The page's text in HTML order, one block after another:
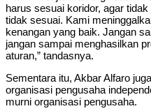
harus sesuai koridor, agar
tidak sesuai. Kami
kenangan yang baik. Jangan
jangan sampai menghasilkan
aturan,” tandasnya.
Sementara itu, Akbar Alfaro
organisasi pengusaha
murni organisasi pengusaha.